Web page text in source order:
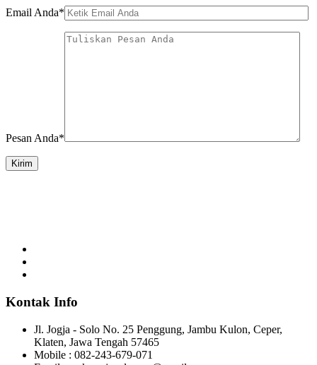
Email Anda*
Pesan Anda*
Kirim
Kontak Info
Jl. Jogja - Solo No. 25 Penggung, Jambu Kulon, Ceper,
Klaten, Jawa Tengah 57465
Mobile : 082-243-679-071